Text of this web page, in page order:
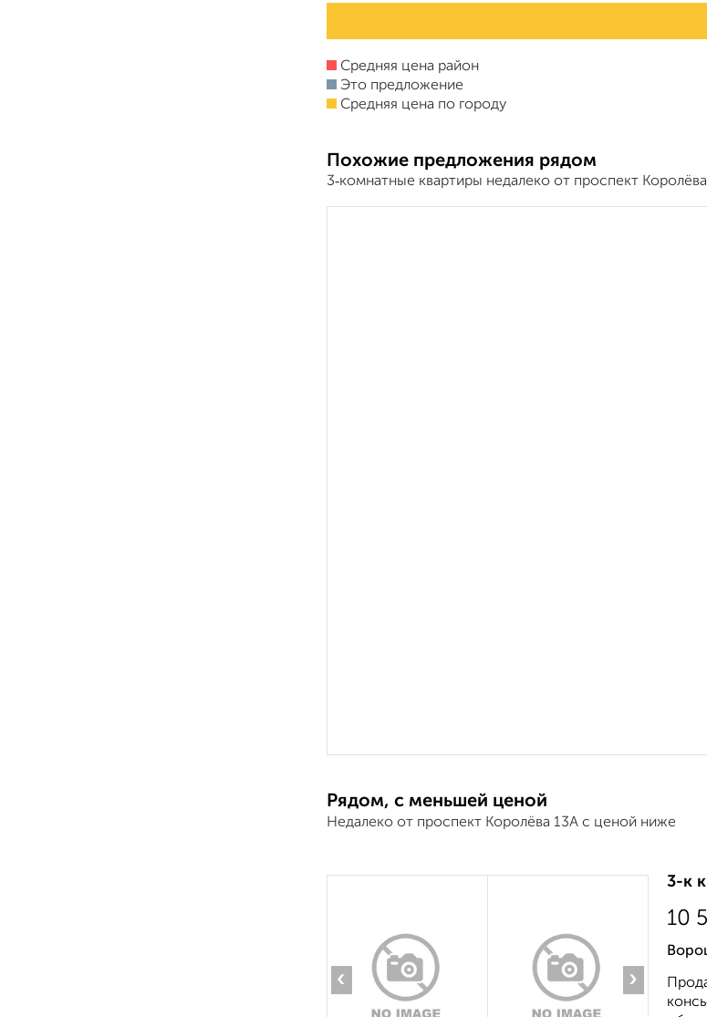
Средняя цена район
Это предложение
Средняя цена по городу
Похожие предложения рядом
3‑комнатные квартиры недалеко от проспект
Рядом, с меньшей ценой
Недалеко от проспект Королёва 13А с ценой ниже
‹ ›
3-к
10